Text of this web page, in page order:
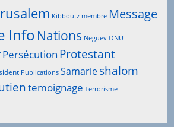
Kibboutz membre Message
Info Nations Neguev ONU
Persécution Protestant
Publications Samarieshalom
temoignage Terrorisme